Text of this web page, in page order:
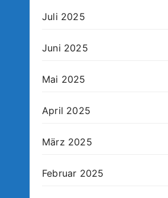
Juli 2025
Juni 2025
Mai 2025
April 2025
März 2025
Februar 2025